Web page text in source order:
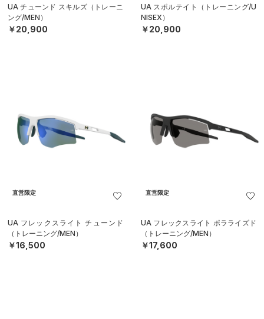
UA チューンド スキルズ（トレーニ
ング/MEN）
￥20,900
UA スポルテイト（トレーニング/U
NISEX）
￥20,900
直営限定
UA フレックスライト チューンド
（トレーニング/MEN）
￥16,500
直営限定
UA フレックスライト ポラライズド
（トレーニング/MEN）
￥17,600